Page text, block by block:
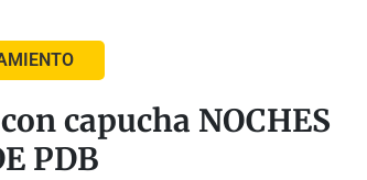
capucha NOCHES
PDB